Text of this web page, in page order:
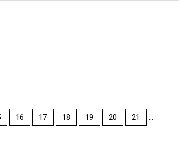
16 17 18 19 20 21 ...